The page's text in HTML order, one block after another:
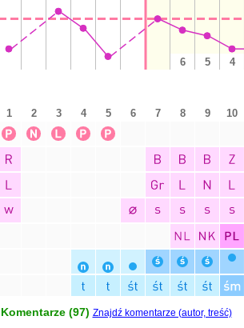
Komentarze (97) Znajdź komentarze (autor, treść)